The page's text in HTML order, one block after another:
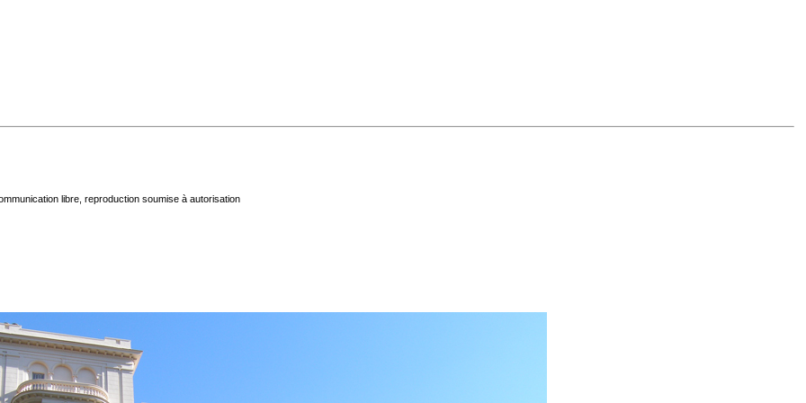
libre, reproduction soumise à autorisation